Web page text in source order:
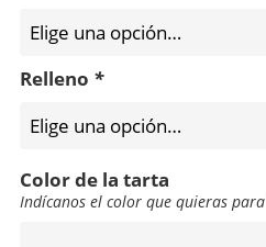
Relleno *
Color de la tarta
Indícanos el color que quieras